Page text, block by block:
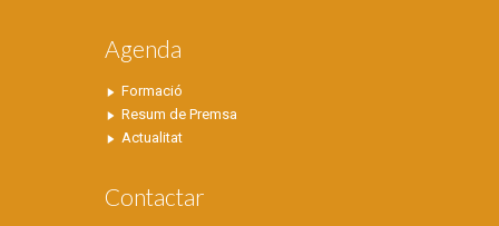
Agenda
Formació
Resum de Premsa
Actualitat
Contactar